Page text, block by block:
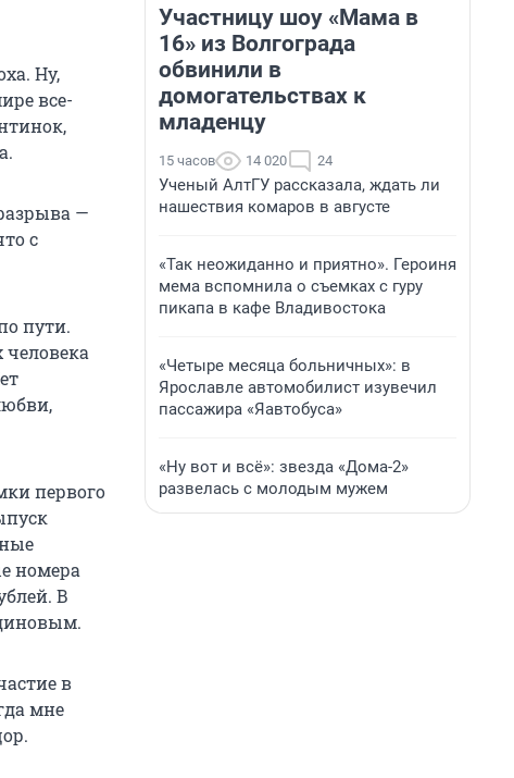
Ну,
все-
—
с
пути.
первого
номера
В
в
мне
Участницу шоу «Мама в
16» из Волгограда
обвинили в
домогательствах к
младенцу
15 часов 14 020 24
Ученый АлтГУ рассказала, ждать ли
нашествия комаров в августе
«Так неожиданно и приятно». Героиня
мема вспомнила о съемках с гуру
пикапа в кафе Владивостока
«Четыре месяца больничных»: в
Ярославле автомобилист изувечил
пассажира «Яавтобуса»
«Ну вот и всё»: звезда «Дома-2»
развелась с молодым мужем